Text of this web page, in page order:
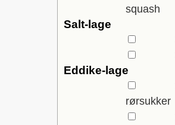
squash
Salt-lage
Eddike-lage
rørsukker